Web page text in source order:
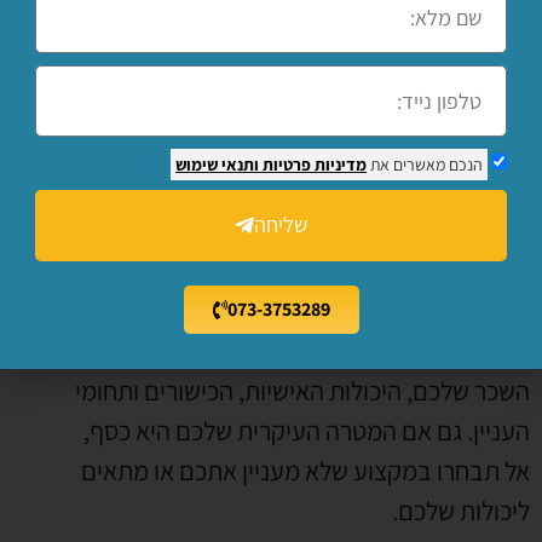
שזה עתה התווסף ילד למשפחה או מתוכנן מעבר
דירה – כדאי לבדוק היטב האם אתם אכן
מסוגלים להגיע אל הקורס ערניים ומלאים
במוטיבציה.
תחום שמרוויחים בו הרבה כסף –שכר גבוה
מאפשר רמת חיים גבוהה ובכל זאת, לא תרצו
למצוא את עצמכם מבלים את רוב שעות היום
שלכם במקום עבודה שאתם לא אוהבים. בחירה
השכר שלכם, היכולות האישיות, הכישורים ותחומי
העניין. גם אם המטרה העיקרית שלכם היא כסף,
אל תבחרו במקצוע שלא מעניין אתכם או מתאים
ליכולות שלכם.
הנכם מאשרים את מדיניות פרטיות ותנאי שימוש
שליחה
073-3753289